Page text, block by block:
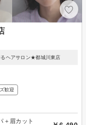
るヘアサロン★都城川東店
歓迎
＋眉カット